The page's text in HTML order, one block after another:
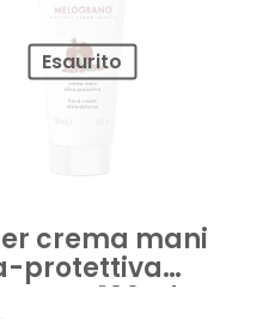
Esaurito
crema mani
protettiva
100ml